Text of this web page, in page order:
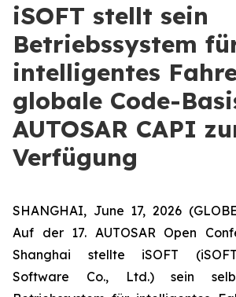
iSOFT stellt sein
Betriebssystem
intelligentes
globale Code-
AUTOSAR CAPI
Verfügung
SHANGHAI, June 17, 2026
Auf der 17. AUTOSAR Open
Shanghai stellte iSOFT
Software Co., Ltd.) sein